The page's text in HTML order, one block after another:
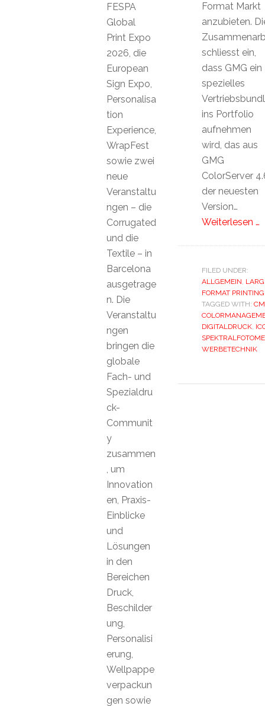
Format Markt
anzubieten.
schliesst ein,
dass GMG ein
spezielles
ins Portfolio
aufnehmen
wird, das aus
GMG
ColorServer
der neuesten
Version…
Weiterlesen …
FILED UNDER:
ALLGEMEIN,
FORMAT PRINTING
TAGGED WITH: CM
DIGITALDRUCK,
WERBETECHNIK
FESPA
Global
Print Expo
2026, die
European
Sign Expo,
Personalisa
tion
Experience,
WrapFest
sowie zwei
neue
Veranstaltu
ngen – die
Corrugated
und die
Textile – in
Barcelona
ausgetrage
n. Die
Veranstaltu
ngen
bringen die
globale
Fach- und
Spezialdru
ck-
Communit
y
zusammen
, um
Innovation
en, Praxis-
Einblicke
und
Lösungen
in den
Bereichen
Druck,
Beschilder
ung,
Personalisi
erung,
Wellpappe
verpackun
gen sowie